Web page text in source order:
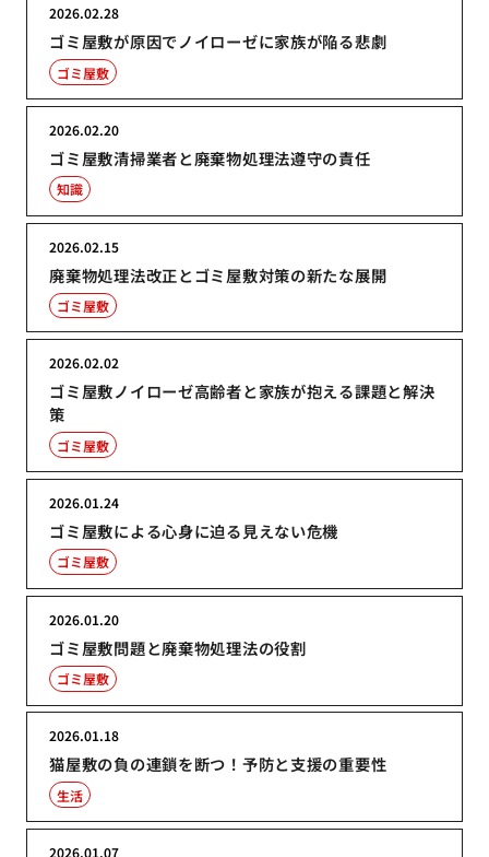
ゴミ屋敷が原因でノイローゼに家族が陥る悲劇
2026.02.28
ゴミ屋敷
ゴミ屋敷清掃業者と廃棄物処理法遵守の責任
2026.02.20
知識
廃棄物処理法改正とゴミ屋敷対策の新たな展開
2026.02.15
ゴミ屋敷
ゴミ屋敷ノイローゼ高齢者と家族が抱える課題と解決
策
2026.02.02
ゴミ屋敷
ゴミ屋敷による心身に迫る見えない危機
2026.01.24
ゴミ屋敷
ゴミ屋敷問題と廃棄物処理法の役割
2026.01.20
ゴミ屋敷
猫屋敷の負の連鎖を断つ！予防と支援の重要性
2026.01.18
生活
2026.01.07